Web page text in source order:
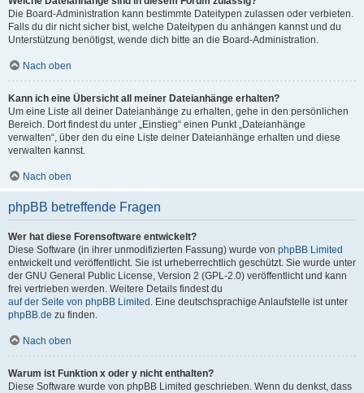
Die Board-Administration kann bestimmte Dateitypen zulassen oder verbieten.
Falls du dir nicht sicher bist, welche Dateitypen du anhängen kannst und du
Unterstützung benötigst, wende dich bitte an die Board-Administration.
Nach oben
Kann ich eine Übersicht all meiner Dateianhänge erhalten?
Um eine Liste all deiner Dateianhänge zu erhalten, gehe in den persönlichen
Bereich. Dort findest du unter „Einstieg“ einen Punkt „Dateianhänge
verwalten“, über den du eine Liste deiner Dateianhänge erhalten und diese
verwalten kannst.
Nach oben
phpBB betreffende Fragen
Wer hat diese Forensoftware entwickelt?
Diese Software (in ihrer unmodifizierten Fassung) wurde von phpBB Limited
entwickelt und veröffentlicht. Sie ist urheberrechtlich geschützt. Sie wurde unter
der GNU General Public License, Version 2 (GPL-2.0) veröffentlicht und kann
frei vertrieben werden. Weitere Details findest du
auf der Seite von phpBB Limited . Eine deutschsprachige Anlaufstelle ist unter
phpBB.de zu finden.
Nach oben
Warum ist Funktion x oder y nicht enthalten?
Diese Software wurde von phpBB Limited geschrieben. Wenn du denkst, dass